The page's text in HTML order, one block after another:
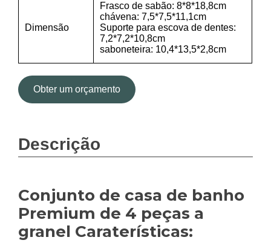
Dimensão
Frasco de sabão: 8*8*18,8cm
chávena: 7,5*7,5*11,1cm
Suporte para escova de dentes:
7,2*7,2*10,8cm
saboneteira: 10,4*13,5*2,8cm
Obter um orçamento
Descrição
Conjunto de casa de banho
Premium de 4 peças a
granel Caraterísticas: